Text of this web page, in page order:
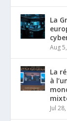
La
Aug
La
à
Jul